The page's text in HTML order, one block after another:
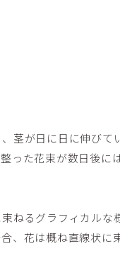
茎が日に日に伸びて
った花束が数日後に
ねるグラフィカルな
、花は概ね直線状に